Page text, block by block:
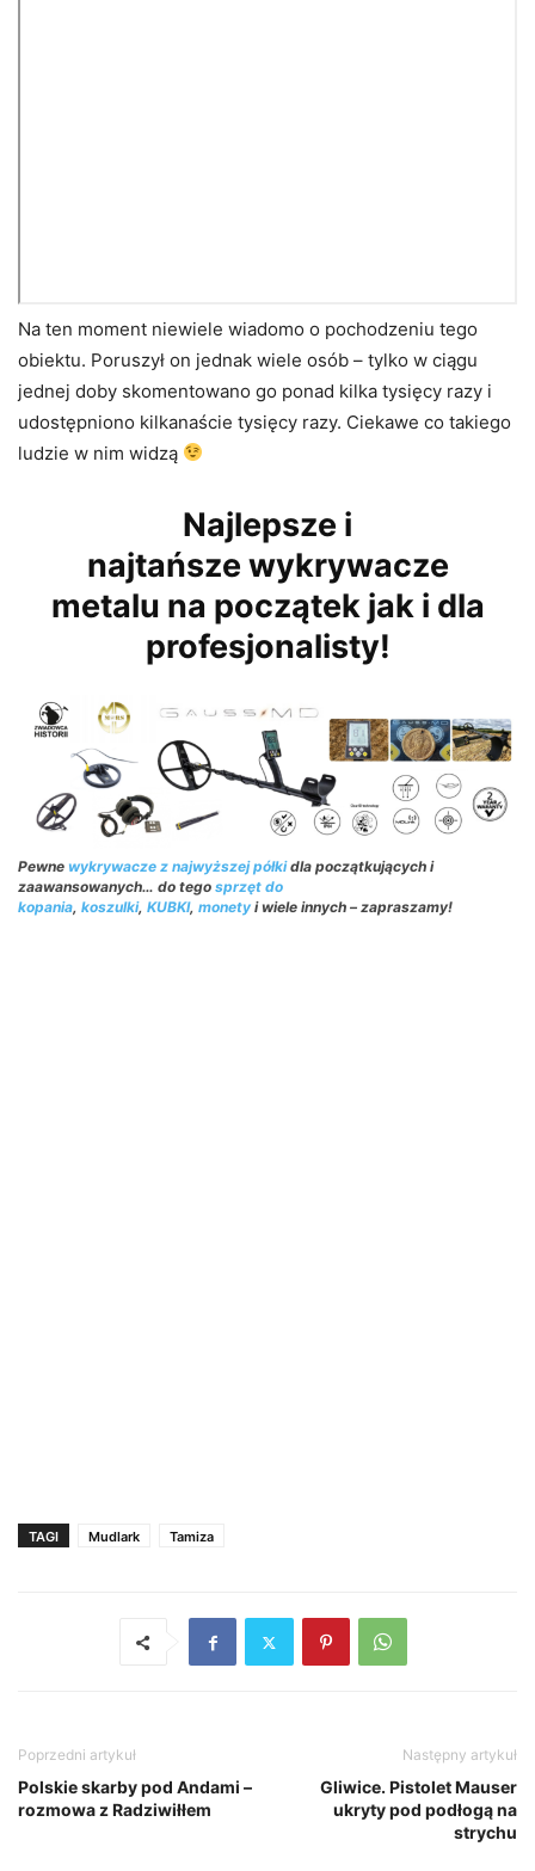
Na ten moment niewiele wiadomo o pochodzeniu tego
obiektu. Poruszył on jednak wiele osób – tylko w ciągu
jednej doby skomentowano go ponad kilka tysięcy razy i
udostępniono kilkanaście tysięcy razy. Ciekawe co takiego
ludzie w nim widzą
Najlepsze i
najtańsze wykrywacze
metalu na początek jak i dla
profesjonalisty!
Pewne wykrywacze z najwyższej półkidla początkujących i
zaawansowanych… do tego sprzęt do
kopania, koszulki, KUBKI, monety i wiele innych – zapraszamy!
TAGI Mudlark Tamiza
Poprzedni artykuł
Polskie skarby pod Andami –
rozmowa z Radziwiłłem
Następny artykuł
Gliwice. Pistolet Mauser
ukryty pod podłogą na
strychu